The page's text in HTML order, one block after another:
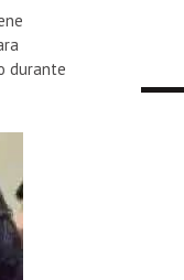
durante